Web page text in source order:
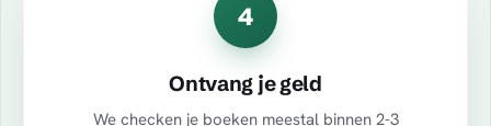
4
Ontvang je geld
We checken je boeken meestal binnen 2-3